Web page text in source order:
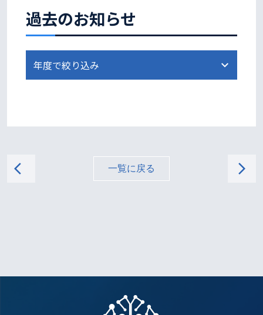
過去のお知らせ
arrow_back_ios 一覧に戻る arrow_forward_ios